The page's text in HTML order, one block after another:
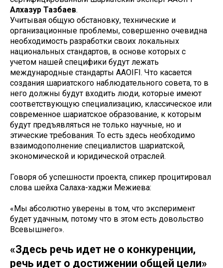
Алхазур Тазбаев.
Учитывая общую обстановку, технические и
организационные проблемы, совершенно очевидна
необходимость разработки своих локальных
национальных стандартов, в основе которых с
учетом нашей специфики будут лежать
международные стандарты AAOIFI. Что касается
создания шариатского наблюдательного совета, то в
него должны будут входить люди, которые имеют
соответствующую специализацию, классическое или
современное шариатское образование, к которым
будут предъявляться не только научные, но и
этические требования. То есть здесь необходимо
взаимодополнение специалистов шариатской,
экономической и юридической отраслей.
Говоря об успешности проекта, спикер процитировал
слова шейха Салаха-хаджи Межиева:
«Мы абсолютно уверены в том, что эксперимент
будет удачным, потому что в этом есть довольство
Всевышнего».
«Здесь речь идет не о конкуренции,
речь идет о достижении общей цели»